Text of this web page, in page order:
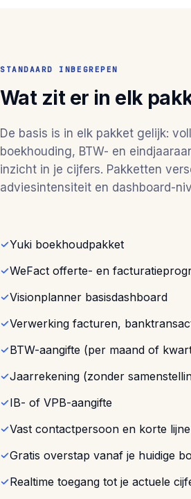
STANDAARD INBEGREPEN
Wat zit er in elk
De basis is in elk pakket gelijk:
boekhouding, BTW- en
inzicht in je cijfers. Pakketten
adviesintensiteit en dashboard-
Yuki boekhoudpakket
WeFact offerte- en
Visionplanner basisdashboard
Verwerking facturen,
BTW-aangifte (per maand of
Jaarrekening (zonder
IB- of VPB-aangifte
Vast contactpersoon en korte
Gratis overstap vanaf je huidige
Realtime toegang tot je actuele